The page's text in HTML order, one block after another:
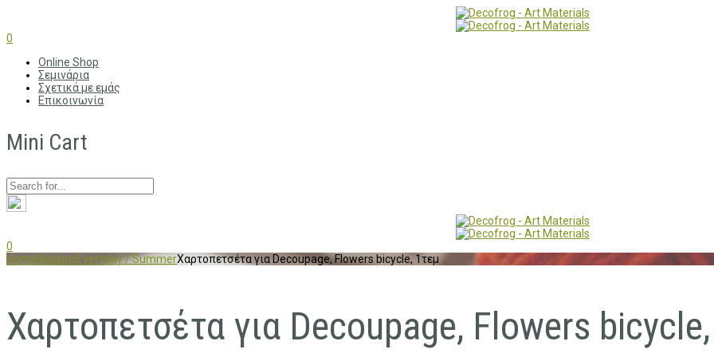
0
Online Shop
Σεμινάρια
Σχετικά με εμάς
Επικοινωνία
Mini Cart
0
HomeNapkinsEveryday / SummerΧαρτοπετσέτα για Decoupage, Flowers bicycle, 1τεμ
Χαρτοπετσέτα για Decoupage, Flowers